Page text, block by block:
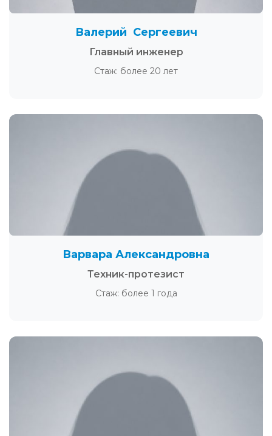
Валерий Сергеевич
Главный инженер
Стаж: более 20 лет
Варвара Александровна
Техник-протезист
Стаж: более 1 года